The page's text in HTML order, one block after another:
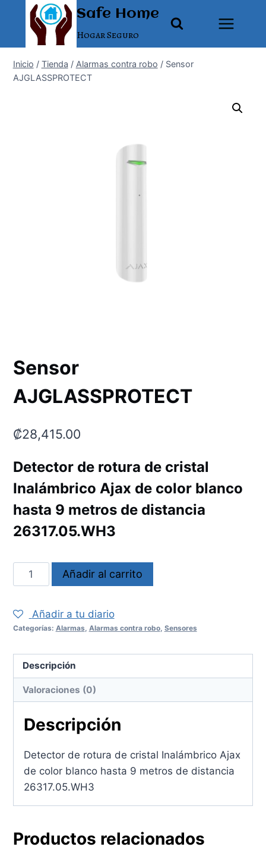
contenido
Safe Home
Hogar Seguro
Inicio / Tienda / Alarmas contra robo / Sensor
AJGLASSPROTECT
Sensor
AJGLASSPROTECT
₡28,415.00
Detector de rotura de cristal
Inalámbrico Ajax de color blanco
hasta 9 metros de distancia
26317.05.WH3
Sensor
AJGLASSPROTECT
Añadir al carrito
Añadir a tu diario
Categorías: Alarmas Alarmas contra robo, Sensores
Descripción
Valoraciones (0)
Descripción
Detector de rotura de cristal Inalámbrico Ajax
de color blanco hasta 9 metros de distancia
26317.05.WH3
Productos relacionados